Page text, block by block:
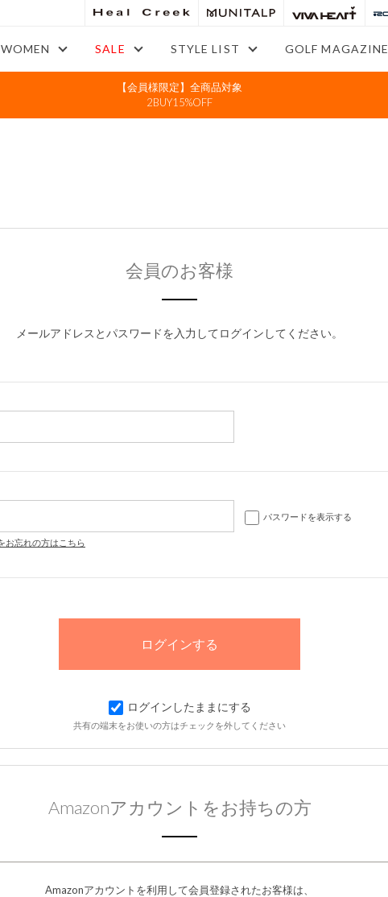
WOMEN SALE STYLE LIST GOLF MAGAZINE
【会員様限定】全商品対象
2BUY15%OFF
会員のお客様
メールアドレスとパスワードを入力してログインしてください。
パスワードを表示する
お忘れの方はこちら
ログインしたままにする
共有の端末をお使いの方はチェックを外してください
Amazonアカウントをお持ちの方
Amazonアカウントを利用して会員登録されたお客様は、